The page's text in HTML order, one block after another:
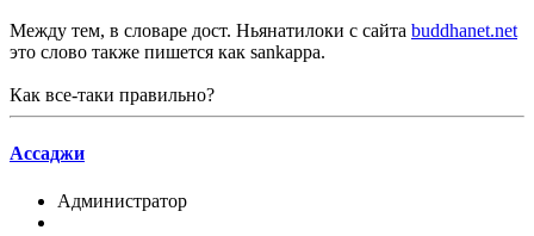
Между тем, в словаре дост. Ньянатилоки с сайта buddhanet.net
это слово также пишется как sankappa.
Как все-таки правильно?
Ассаджи
Администратор